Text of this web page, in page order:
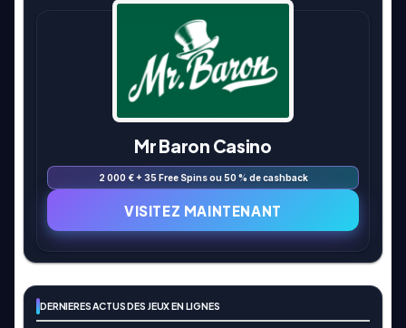
Mr Baron Casino
2 000 € + 35 Free Spins ou 50 % de cashback
VISITEZ MAINTENANT
DERNIERES ACTUS DES JEUX EN LIGNES